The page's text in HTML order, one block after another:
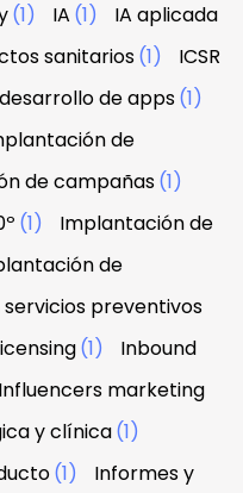
(1) IA (1)
IA aplicada
sanitarios(1)
ICSR
de apps(1)
de
de campañas(1)
(1)
Implantación de
de
preventivos
(1)
Inbound
Influencers marketing
y clínica(1)
(1)
Informes y